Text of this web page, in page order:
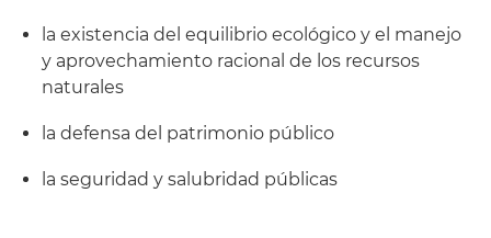
la existencia del equilibrio ecológico y el manejo
y aprovechamiento racional de los recursos
naturales
la defensa del patrimonio público
la seguridad y salubridad públicas